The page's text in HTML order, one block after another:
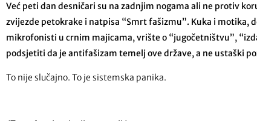
Već peti dan desničari su na zadnjim nogama ali ne protiv
zvijezde petokrake i natpisa “Smrt fašizmu”. Kuka i motika,
mikrofonisti u crnim majicama, vrište o “jugočetništvu”,
podsjetiti da je antifašizam temelj ove države, a ne ustaški
To nije slučajno. To je sistemska panika.